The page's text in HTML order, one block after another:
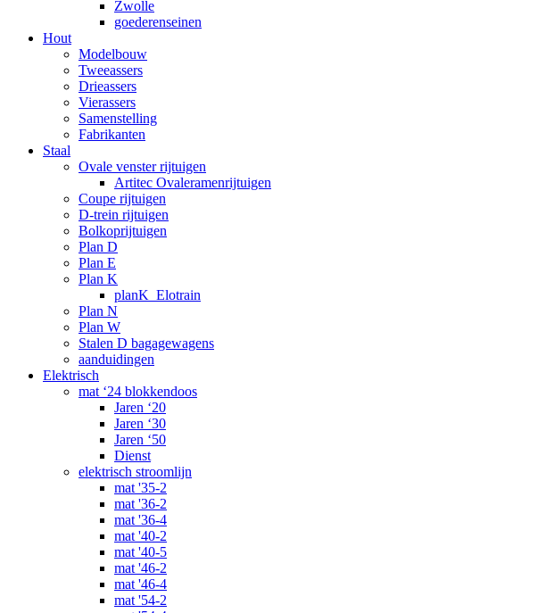
Zwolle
goederenseinen
Hout
Modelbouw
Tweeassers
Drieassers
Vierassers
Samenstelling
Fabrikanten
Staal
Ovale venster rijtuigen
Artitec Ovaleramenrijtuigen
Coupe rijtuigen
D-trein rijtuigen
Bolkoprijtuigen
Plan D
Plan E
Plan K
planK_Elotrain
Plan N
Plan W
Stalen D bagagewagens
aanduidingen
Elektrisch
mat ‘24 blokkendoos
Jaren ‘20
Jaren ‘30
Jaren ‘50
Dienst
elektrisch stroomlijn
mat '35-2
mat '36-2
mat '36-4
mat '40-2
mat '40-5
mat '46-2
mat '46-4
mat '54-2